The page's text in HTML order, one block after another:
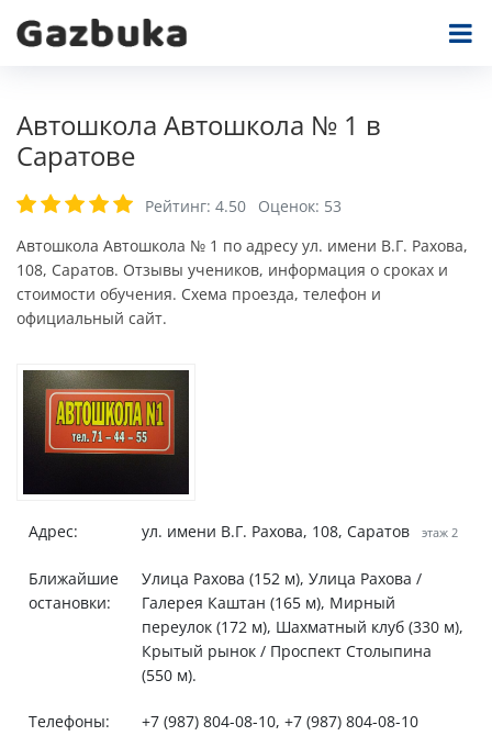
Автошкола Автошкола № 1 в
Саратове
Рейтинг: 4.50 Оценок: 53
Автошкола Автошкола № 1 по адресу ул. имени В.Г. Рахова,
108, Саратов. Отзывы учеников, информация о сроках и
стоимости обучения. Схема проезда, телефон и
официальный сайт.
Адрес: ул. имени В.Г. Рахова, 108, Саратов этаж 2
Ближайшие
остановки:
Улица Рахова (152 м), Улица Рахова /
Галерея Каштан (165 м), Мирный
переулок (172 м), Шахматный клуб (330 м),
Крытый рынок / Проспект Столыпина
(550 м).
Телефоны: +7 (987) 804-08-10, +7 (987) 804-08-10